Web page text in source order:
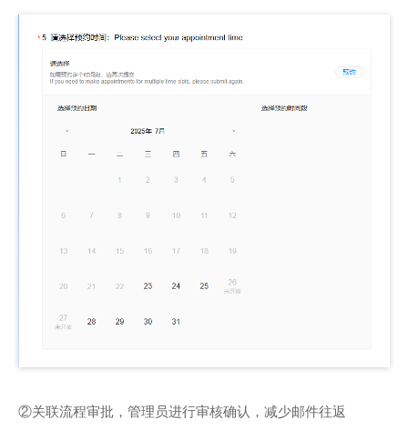
②关联流程审批，管理员进行审核确认，减少邮件往返